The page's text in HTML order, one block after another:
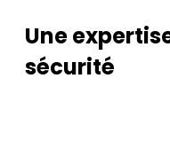
Une
sécurité